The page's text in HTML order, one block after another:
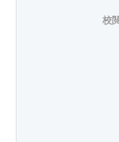
校